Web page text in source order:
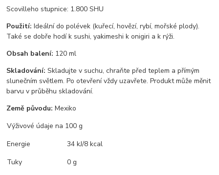
Scovilleho stupnice: 1.800 SHU
Použití: Ideální do polévek (kuřecí, hovězí, rybí, mořské plody).
Také se dobře hodí k sushi, yakimeshi k onigiri a k rýži.
Obsah balení: 120 ml
Skladování: Skladujte v suchu, chraňte před teplem a přímým
slunečním světlem. Po otevření vždy uzavřete. Produkt může měnit
barvu v průběhu skladování.
Země původu: Mexiko
Výživové údaje na 100 g
Energie
34 kJ/8 kcal
Tuky
0 g